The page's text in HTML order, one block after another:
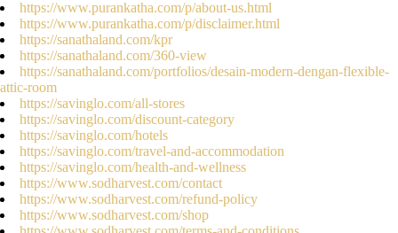
https://www.purankatha.com/p/about-us.html
https://www.purankatha.com/p/disclaimer.html
https://sanathaland.com/kpr
https://sanathaland.com/360-view
https://sanathaland.com/portfolios/desain-modern-dengan-flexible-
attic-room
https://savinglo.com/all-stores
https://savinglo.com/discount-category
https://savinglo.com/hotels
https://savinglo.com/travel-and-accommodation
https://savinglo.com/health-and-wellness
https://www.sodharvest.com/contact
https://www.sodharvest.com/refund-policy
https://www.sodharvest.com/shop